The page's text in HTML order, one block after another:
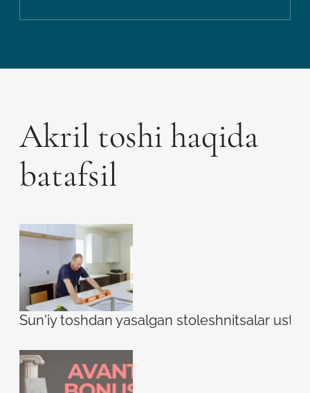
Akril toshi haqida
batafsil
Sun'iy toshdan yasalgan stoleshnitsalar